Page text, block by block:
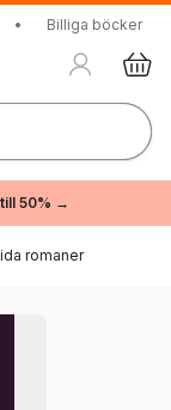
• Billiga böcker
50% →
romaner